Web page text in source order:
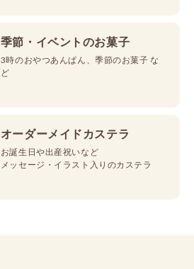
季節・イベントのお菓子
3時のおやつあんぱん、季節のお菓子 な
ど
オーダーメイドカステラ
お誕生日や出産祝いなど
メッセージ・イラスト入りのカステラ